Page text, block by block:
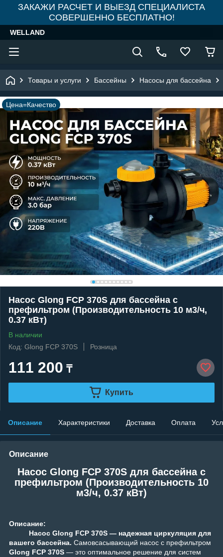
ЗАКАЖИ РАСЧЕТ И ВЫЕЗД СПЕЦИАЛИСТА
СОВЕРШЕННО БЕСПЛАТНО!
WELLAND
Товары и услуги Бассейны Насосы для бассейна
Цена=Качество
Насос Glong FCP 370S для бассейна c
префильтром (Производительность 10 м3/ч,
0.37 кВт)
В наличии
Код: Glong FCP 370S
Розница
111 200 ₸
Купить
Описание Характеристики Доставка Оплата
Описание
Насос Glong FCP 370S для бассейна c
префильтром (Производительность 10
м3/ч, 0.37 кВт)
Описание:
Насос Glong FCP 370S — надежная циркуляция для
вашего бассейна. Самовсасывающий насос с префильтром
Glong FCP 370S — это оптимальное решение для систем